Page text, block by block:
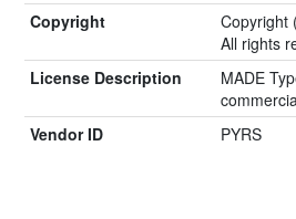
Copyright
Copyright
All rights
License Description
MADE
Vendor ID
PYRS